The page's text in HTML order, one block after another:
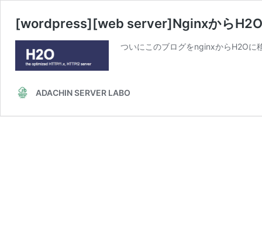
[wordpress][web server]Nginxから
ついにこのブログをnginxからH2O
ADACHIN SERVER LABO